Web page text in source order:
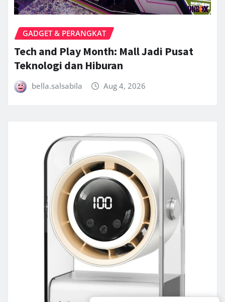
GADGET & PERANGKAT
Tech and Play Month: Mall Jadi Pusat
Teknologi dan Hiburan
bella.salsabila Aug 4, 2026